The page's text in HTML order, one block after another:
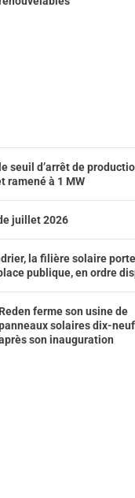
seuil d’arrêt de
ramené à 1 MW
juillet 2026
la filière solaire
publique, en ordre
Reden ferme son usine de
solaires dix-
son inauguration